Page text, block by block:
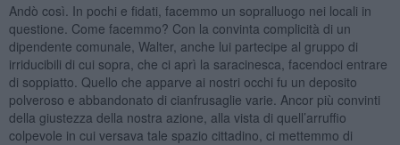
Andò così. In pochi e fidati, facemmo un sopralluogo nei locali in
questione. Come facemmo? Con la convinta complicità di un
dipendente comunale, Walter, anche lui partecipe al gruppo di
irriducibili di cui sopra, che ci aprì la saracinesca, facendoci entrare
di soppiatto. Quello che apparve ai nostri occhi fu un deposito
polveroso e abbandonato di cianfrusaglie varie. Ancor più convinti
della giustezza della nostra azione, alla vista di quell’arruffio
colpevole in cui versava tale spazio cittadino, ci mettemmo di